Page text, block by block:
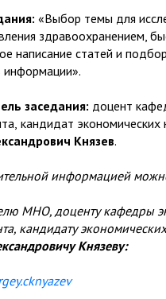
«Выбор темы для
здравоохранением,
написание статей и
информации».
заседания: доцент
кандидат экономических
Князев.
информацией
МНО, доценту кафедры
кандидату
Князеву: